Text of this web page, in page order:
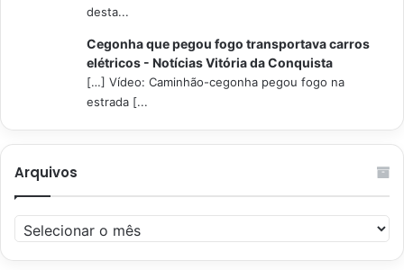
desta...
Cegonha que pegou fogo transportava carros
elétricos - Notícias Vitória da Conquista
[…] Vídeo: Caminhão-cegonha pegou fogo na
estrada [...
Arquivos
Arquivos